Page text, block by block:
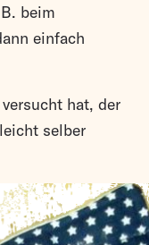
beim
einfach
hat, der
selber